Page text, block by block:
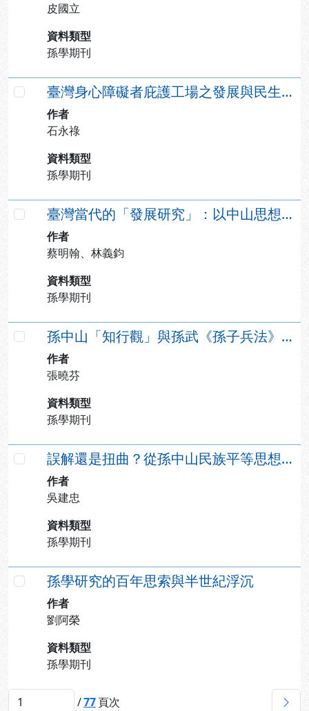
皮國立
資料類型
孫學期刊
臺灣身心障礙者庇護工場之發展與民生主義之實踐
作者
石永祿
資料類型
孫學期刊
臺灣當代的「發展研究」：以中山思想傳承為例的分析
作者
蔡明翰、林義鈞
資料類型
孫學期刊
勾選
孫中山「知行觀」與孫武《孫子兵法》「詭道全勝」的實踐之會通初探
作者
張曉芬
資料類型
孫學期刊
勾選
誤解還是扭曲？從孫中山民族平等思想看大陸新疆棉事件
作者
吳建忠
資料類型
孫學期刊
勾選
孫學研究的百年思索與半世紀浮沉
作者
劉阿榮
資料類型
孫學期刊
/77頁次